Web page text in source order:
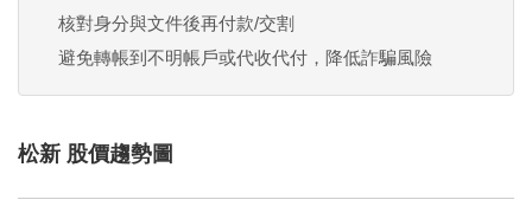
核對身分與文件後再付款/交割
避免轉帳到不明帳戶或代收代付，降低詐騙風險
松新 股價趨勢圖